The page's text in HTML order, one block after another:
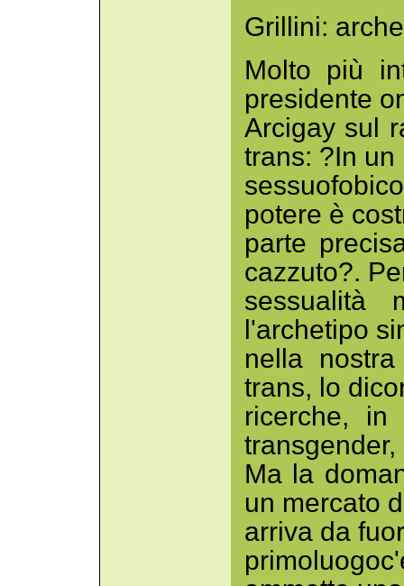
Grillini:
Molto più
presidente
Arcigay sul
trans: ?In un
potere è
parte
cazzuto?.
sessualità
l'archetipo
nella
trans, lo
ricerche,
Ma la
un mercato
arriva da